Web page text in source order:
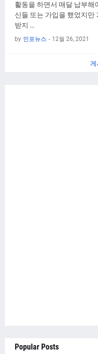
활동을 하면서 매달 납부해
신들 또는 가입을 했었지만
받지 …
by 인포뉴스 - 12월 26, 2021
게
Popular Posts